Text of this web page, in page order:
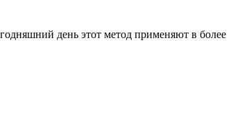
день этот метод применяют в более